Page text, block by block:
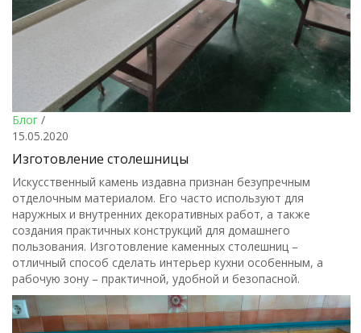
Блог /
15.05.2020
Изготовление столешницы
Искусственный камень издавна признан безупречным
отделочным материалом. Его часто используют для
наружных и внутренних декоративных работ, а также
создания практичных конструкций для домашнего
пользования. Изготовление каменных столешниц –
отличный способ сделать интерьер кухни особенным, а
рабочую зону – практичной, удобной и безопасной.